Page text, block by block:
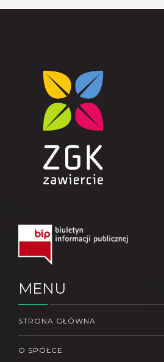
MENU
STRONA GŁÓWNA
O SPÓŁCE